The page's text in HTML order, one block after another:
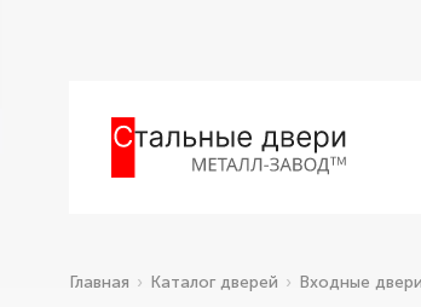
Главная Каталог дверей Входные